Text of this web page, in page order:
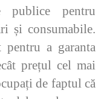
publice pentru
și consumabile.
a garanta
prețul cel mai
de faptul că